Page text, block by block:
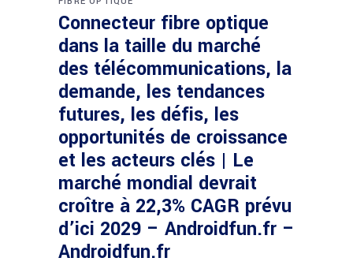
Connecteur fibre optique
dans la taille du marché
des télécommunications, la
demande, les tendances
futures, les défis, les
opportunités de croissance
et les acteurs clés | Le
marché mondial devrait
croître à 22,3% CAGR prévu
d’ici 2029 – Androidfun.fr –
Androidfun.fr